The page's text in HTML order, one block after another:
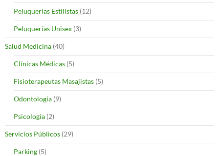
Peluquerías Estilistas (12)
Peluquerías Unisex (3)
Salud Medicina (40)
Clínicas Médicas (5)
Fisioterapeutas Masajistas (5)
Odontología (9)
Psicología (2)
Servicios Públicos (29)
Parking (5)